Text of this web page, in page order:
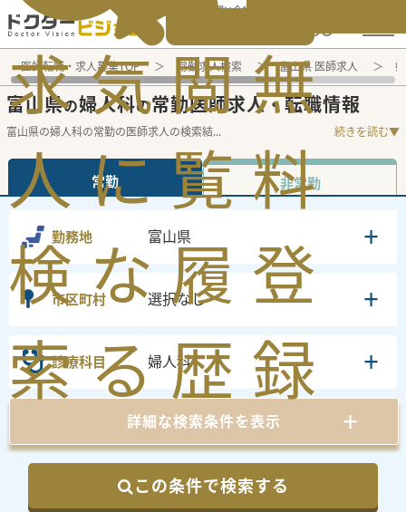
電話でのお問い合わせ：平日9:30-19:00
求
人
検
索
気
に
な
る
閲
覧
履
歴
無
料
登
録
医師転職・求人募集TOP 常勤求人検索 富山県 医師求人
富山県の婦人科の常勤医師求人・転職情報
富山県の婦人科の常勤の医師求人の検索結... 続きを読む▼
常勤 非常勤
勤務地 富山県
市区町村 選択なし
診療科目 婦人科
詳細な検索条件を表示
この条件で検索する